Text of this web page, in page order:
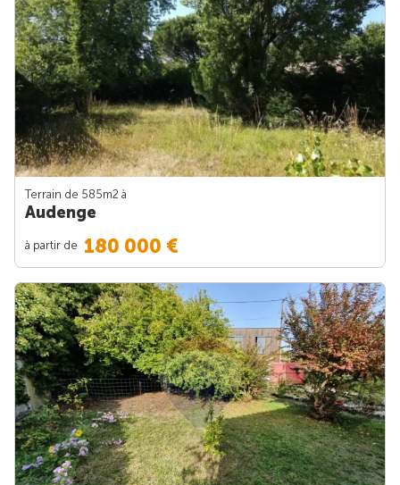
Terrain de 585m2 à
Audenge
à partir de 180 000 €